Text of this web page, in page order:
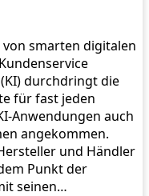
smarten digitalen
durchdringt die
für fast jeden
Anwendungen auch
angekommen.
und Händler
Punkt der
seinen…